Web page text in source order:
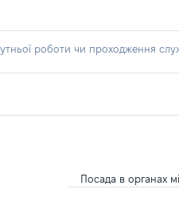
роботи чи проходження
Посада в органах